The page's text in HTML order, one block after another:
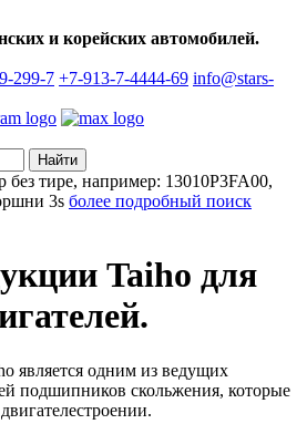
и корейских автомобилей.
299-7 +7-913-7-4444-69 info@stars-
тире, например: 13010P3FA00,
3s более подробный поиск
Taiho для
является одним из ведущих
подшипников скольжения, которые